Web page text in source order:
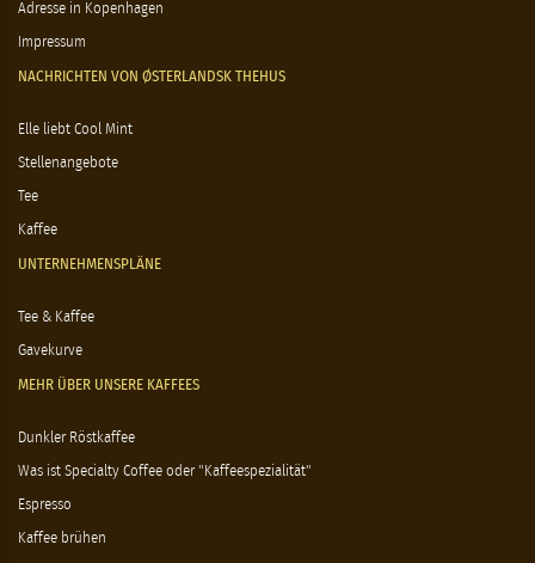
Adresse in Kopenhagen
Impressum
NACHRICHTEN VON ØSTERLANDSK THEHUS
Elle liebt Cool Mint
Stellenangebote
Tee
Kaffee
UNTERNEHMENSPLÄNE
Tee & Kaffee
Gavekurve
MEHR ÜBER UNSERE KAFFEES
Dunkler Röstkaffee
Was ist Specialty Coffee oder "Kaffeespezialität"
Espresso
Kaffee brühen